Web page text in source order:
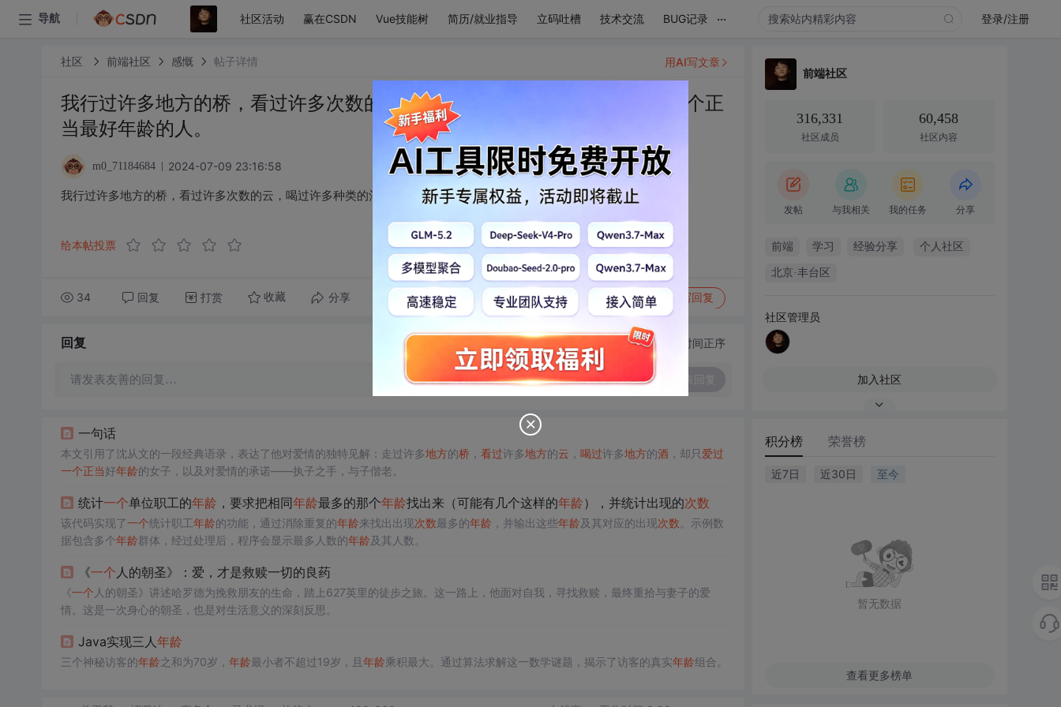
导航 社区活动 赢在CSDN Vue技能树 简历/就业指导 立码吐槽 技术交流 BUG记录 ... 登录/注册
社区 前端社区 感慨 帖子详情
我行过许多地方的桥，看过许多次数的云，喝过许多种类的酒，却只爱过一个正
当最好年龄的人。
m0_71184684 2024-07-09 23:16:58
我行过许多地方的桥，看过许多次数的云，喝过许多种类的酒，却只爱过一个正当最好年龄的人。
给本帖投票
34 回复 打赏 收藏 分享 转发到动态 举报 写回复
用AI写文章
回复 切换为时间正序
请发表友善的回复…
一句话
本文引用了沈从文的一段经典语录，表达了他对爱情的独特见解：走过许多地方的桥 ， 看过许多地方的云 ， 喝过许多地方的酒 ，却只 爱过
一个正当好年龄的女子，以及对爱情的承诺——执子之手，与子偕老。
统计一个单位职工的年龄 ，要求把相同年龄最多的那个年龄找出来（可能有几个这样的年龄），并统计出现的次数
该代码实现了一个统计职工年龄的功能，通过消除重复的年龄来找出出现次数最多的年龄 ，并输出这些年龄及其对应的出现次数 。示例数
据包含多个年龄群体，经过处理后，程序会显示最多人数的年龄及其人数。
《一个 人的朝圣》：爱，才是救赎一切的良药
《一个 人的朝圣》讲述哈罗德为挽救朋友的生命，踏上627英里的徒步之旅。这一路上，他面对自我，寻找救赎，最终重拾与妻子的爱
情。这是一次身心的朝圣，也是对生活意义的深刻反思。
Java实现三人年龄
三个神秘访客的年龄之和为70岁， 年龄最小者不超过19岁，且年龄乘积最大。通过算法求解这一数学谜题，揭示了访客的真实年龄组合。
前端社区
316,331
社区成员
60,458
社区内容
发帖 与我相关 我的任务 分享
前端 学习 经验分享 个人社区
北京·丰台区
社区管理员
加入社区
积分榜 荣誉榜
近7日 近30日 至今
暂无数据
查看更多榜单